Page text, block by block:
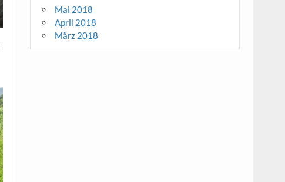
Mai 2018
April 2018
März 2018